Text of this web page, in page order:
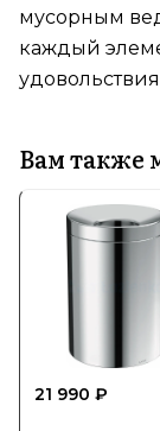
мусорным
каждый
Вам также
21 990 ₽